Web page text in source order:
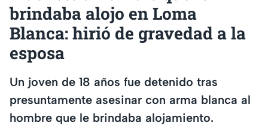
brindaba alojo en Loma
Blanca: hirió de gravedad a la
esposa
Un joven de 18 años fue detenido tras
presuntamente asesinar con arma blanca al
hombre que le brindaba alojamiento.